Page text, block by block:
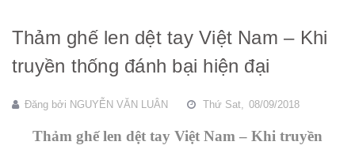
Thảm ghế len dệt tay Việt Nam – Khi
truyền thống đánh bại hiện đại
Đăng bởi NGUYỄN VĂN LUÂN Thứ Sat, 08/09/2018
Thảm ghế len dệt tay Việt Nam – Khi truyền